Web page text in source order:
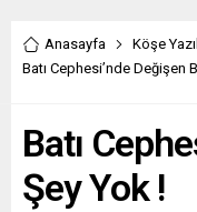
Anasayfa
Köşe
Batı Cephesi’nde Değişen
Batı
Şey Yok !